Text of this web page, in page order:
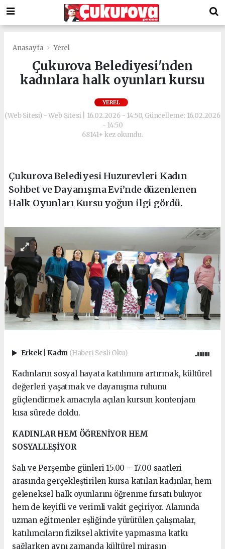
Anasayfa Yerel
Çukurova Belediyesi'nden
kadınlara halk oyunları kursu
YEREL
(Web Sitesi) - Web Sitesi | 16.02.2026 - 14:50, Güncelleme: 16.02.2026
- 14:50
68141+ kez okundu.
Çukurova Belediyesi Huzurevleri Kadın
Sohbet ve Dayanışma Evi’nde düzenlenen
Halk Oyunları Kursu yoğun ilgi gördü.
Erkek Kadın (Haberi Sesli Oku)
Kadınların sosyal hayata katılımını artırmak, kültürel
değerleri yaşatmak ve dayanışma ruhunu
güçlendirmek amacıyla açılan kursun kontenjanı
kısa sürede doldu.
KADINLAR HEM ÖĞRENİYOR HEM
SOSYALLEŞİYOR
Salı ve Perşembe günleri 15.00 – 17.00 saatleri
arasında gerçekleştirilen kursa katılan kadınlar, hem
geleneksel halk oyunlarını öğrenme fırsatı buluyor
hem de keyifli ve verimli vakit geçiriyor. Alanında
uzman eğitmenler eşliğinde yürütülen çalışmalar,
katılımcıların fiziksel aktivite yapmasına katkı
sağlarken aynı zamanda kültürel mirasın